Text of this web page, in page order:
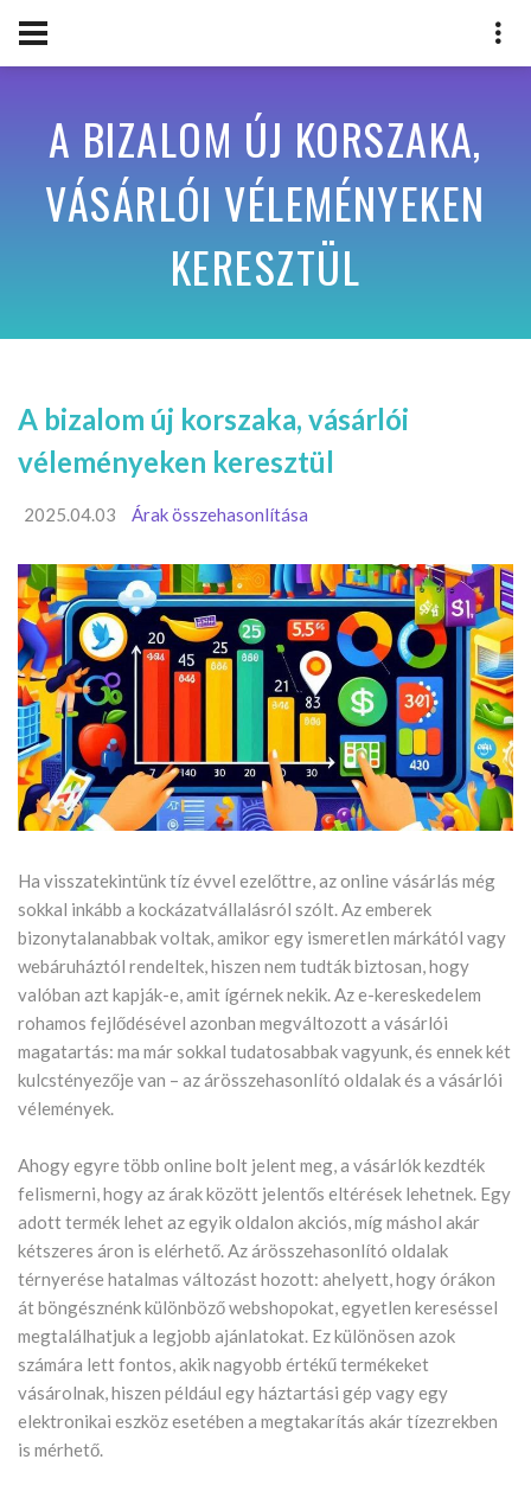
A BIZALOM ÚJ KORSZAKA,
VÁSÁRLÓI VÉLEMÉNYEKEN
KERESZTÜL
A bizalom új korszaka, vásárlói
véleményeken keresztül
2025.04.03 Árak összehasonlítása
Ha visszatekintünk tíz évvel ezelőttre, az online vásárlás még
sokkal inkább a kockázatvállalásról szólt. Az emberek
bizonytalanabbak voltak, amikor egy ismeretlen márkától vagy
webáruháztól rendeltek, hiszen nem tudták biztosan, hogy
valóban azt kapják-e, amit ígérnek nekik. Az e-kereskedelem
rohamos fejlődésével azonban megváltozott a vásárlói
magatartás: ma már sokkal tudatosabbak vagyunk, és ennek két
kulcstényezője van – az árösszehasonlító oldalak és a vásárlói
vélemények.
Ahogy egyre több online bolt jelent meg, a vásárlók kezdték
felismerni, hogy az árak között jelentős eltérések lehetnek. Egy
adott termék lehet az egyik oldalon akciós, míg máshol akár
kétszeres áron is elérhető. Az árösszehasonlító oldalak
térnyerése hatalmas változást hozott: ahelyett, hogy órákon
át böngésznénk különböző webshopokat, egyetlen kereséssel
megtalálhatjuk a legjobb ajánlatokat. Ez különösen azok
számára lett fontos, akik nagyobb értékű termékeket
vásárolnak, hiszen például egy háztartási gép vagy egy
elektronikai eszköz esetében a megtakarítás akár tízezrekben
is mérhető.